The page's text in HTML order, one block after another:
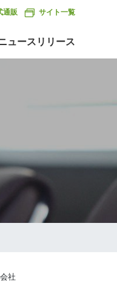
ュースリリース
通販 サイト一覧
社